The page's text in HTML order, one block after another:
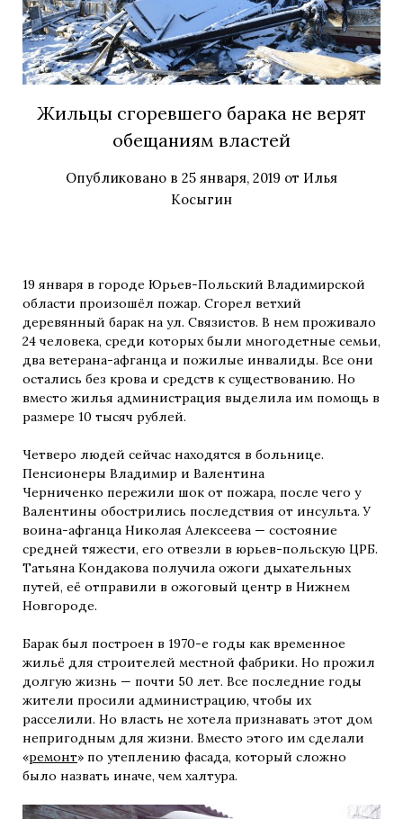
Жильцы сгоревшего барака не верят
обещаниям властей
Опубликовано в 25 января, 2019 от Илья
Косыгин
19 января в городе Юрьев-Польский Владимирской
области произошёл пожар. Сгорел ветхий
деревянный барак на ул. Связистов. В нем проживало
24 человека, среди которых были многодетные семьи,
два ветерана-афганца и пожилые инвалиды. Все они
остались без крова и средств к существованию. Но
вместо жилья администрация выделила им помощь в
размере 10 тысяч рублей.
Четверо людей сейчас находятся в больнице.
Пенсионеры Владимир и Валентина
Черниченко пережили шок от пожара, после чего у
Валентины обострились последствия от инсульта. У
воина-афганца Николая Алексеева — состояние
средней тяжести, его отвезли в юрьев-польскую ЦРБ.
Татьяна Кондакова получила ожоги дыхательных
путей, её отправили в ожоговый центр в Нижнем
Новгороде.
Барак был построен в 1970-е годы как временное
жильё для строителей местной фабрики. Но прожил
долгую жизнь — почти 50 лет. Все последние годы
жители просили администрацию, чтобы их
расселили. Но власть не хотела признавать этот дом
непригодным для жизни. Вместо этого им сделали
«ремонт» по утеплению фасада, который сложно
было назвать иначе, чем халтура.